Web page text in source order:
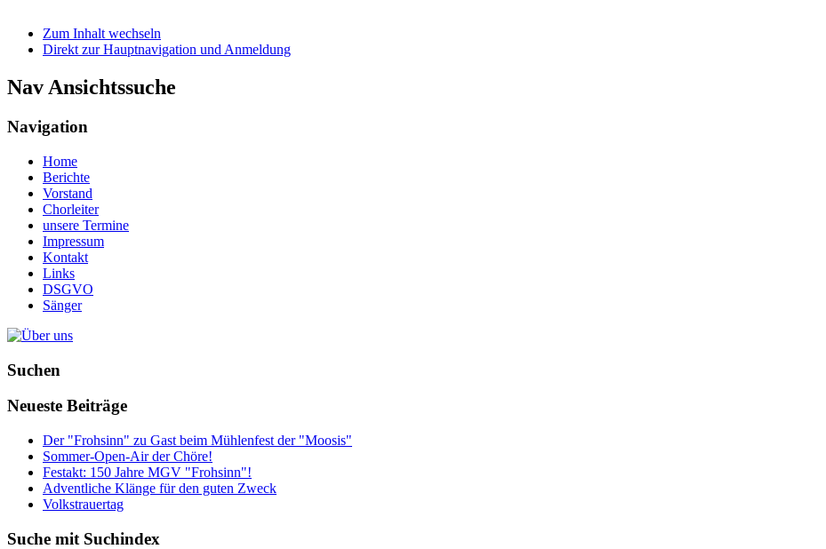
Zum Inhalt wechseln
Direkt zur Hauptnavigation und Anmeldung
Nav Ansichtssuche
Navigation
Home
Berichte
Vorstand
Chorleiter
unsere Termine
Impressum
Kontakt
Links
DSGVO
Sänger
Suchen
Neueste Beiträge
Der "Frohsinn" zu Gast beim Mühlenfest der "Moosis"
Sommer-Open-Air der Chöre!
Festakt: 150 Jahre MGV "Frohsinn"!
Adventliche Klänge für den guten Zweck
Volkstrauertag
Suche mit Suchindex